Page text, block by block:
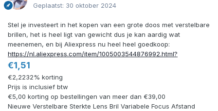
Geplaatst: 30 oktober 2024
Stel je investeert in het kopen van een grote doos met verstelbare
brillen, het is heel ligt van gewicht dus je kan aardig wat
meenemen, en bij Aliexpress nu heel heel goedkoop:
https://nl.aliexpress.com/item/1005003544876992.html?
€1,51
€2,2232% korting
Prijs is inclusief btw
€5,00 korting op bestellingen van meer dan €39,00
Nieuwe Verstelbare Sterkte Lens Bril Variabele Focus Afstand